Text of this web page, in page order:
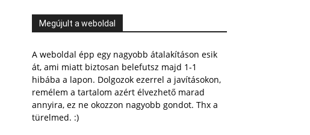
Megújult a weboldal
A weboldal épp egy nagyobb átalakításon esik
át, ami miatt biztosan belefutsz majd 1-1
hibába a lapon. Dolgozok ezerrel a javításokon,
remélem a tartalom azért élvezhető marad
annyira, ez ne okozzon nagyobb gondot. Thx a
türelmed. :)